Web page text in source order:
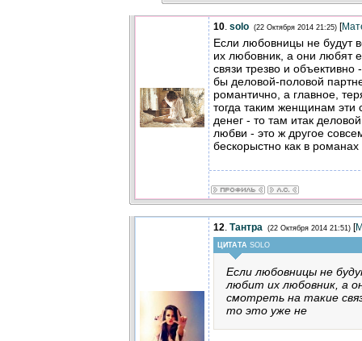
10. solo (22 Октября 2014 21:25) [
Если любовницы не будут
их любовник, а они любят
связи трезво и
бы деловой-половой
романтично, а главное,
тогда таким женщинам
денег - то там итак
любви - это ж другое
бескорыстно как в романах
12. Тантра (22 Октября 2014 21:51) [
ЦИТАТА SOLO
Если любовницы не
любит их любовник, а
смотреть на такие
то это уже не